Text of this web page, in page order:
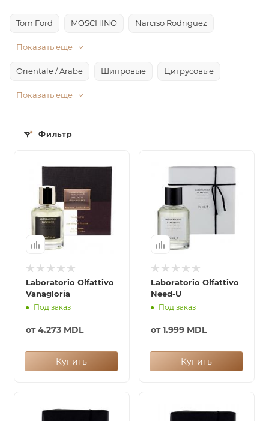
Tom Ford MOSCHINO Narciso Rodriguez
Показать еще
Orientale / Arabe Шипровые Цитрусовые
Показать еще
Фильтр
Laboratorio Olfattivo
Vanagloria
Под заказ
от4.273 MDL
Купить
Laboratorio Olfattivo
Need-U
Под заказ
от1.999 MDL
Купить